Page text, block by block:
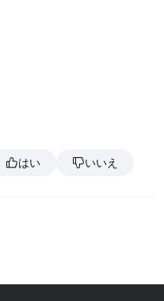
はい いいえ